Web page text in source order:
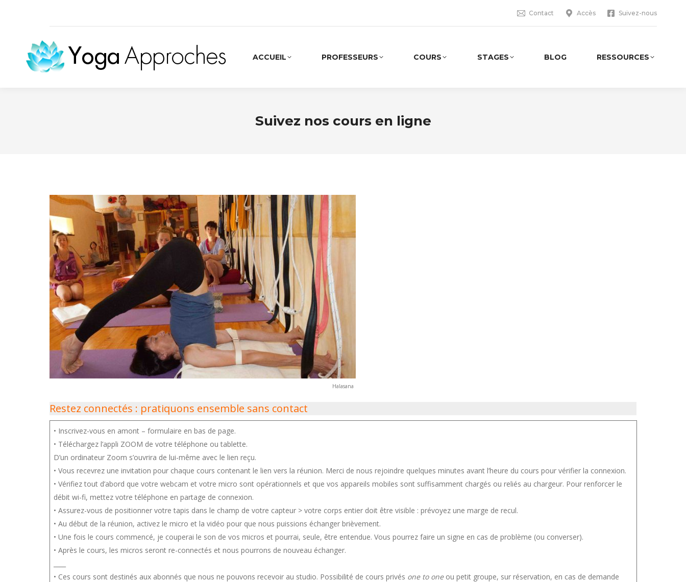
Contact Accès Suivez-nous
ACCUEIL PROFESSEURS COURS STAGES BLOG RESSOURCES
Suivez nos cours en ligne
Halasana
Restez connectés : pratiquons ensemble sans contact
• Inscrivez-vous en amont – formulaire en bas de page.
• Téléchargez l’appli ZOOM de votre téléphone ou tablette.
D’un ordinateur Zoom s’ouvrira de lui-même avec le lien reçu.
• Vous recevrez une invitation pour chaque cours contenant le lien vers la réunion. Merci de nous rejoindre quelques minutes avant l’heure du cours pour vérifier la connexion.
• Vérifiez tout d’abord que votre webcam et votre micro sont opérationnels et que vos appareils mobiles sont suffisamment chargés ou reliés au chargeur. Pour renforcer le
débit wi-fi, mettez votre téléphone en partage de connexion.
• Assurez-vous de positionner votre tapis dans le champ de votre capteur > votre corps entier doit être visible : prévoyez une marge de recul.
• Au début de la réunion, activez le micro et la vidéo pour que nous puissions échanger brièvement.
• Une fois le cours commencé, je couperai le son de vos micros et pourrai, seule, être entendue. Vous pourrez faire un signe en cas de problème (ou converser).
• Après le cours, les micros seront re-connectés et nous pourrons de nouveau échanger.
• Ces cours sont destinés aux abonnés que nous ne pouvons recevoir au studio. Possibilité de cours privés one to oneou petit groupe, sur réservation, en cas de demande